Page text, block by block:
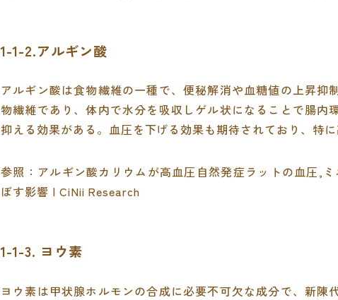
1-1-2.アルギン酸
アルギン酸は食物繊維の一種で、便秘解消や血糖値の上昇抑
物繊維であり、体内で水分を吸収しゲル状になることで腸内
抑える効果がある。血圧を下げる効果も期待されており、特
参照： アルギン酸カリウムが高血圧自然発症ラットの血圧,
ぼす影響 | CiNii Research
1-1-3. ヨウ素
ヨウ素は甲状腺ホルモンの合成に必要不可欠な成分で、新陳